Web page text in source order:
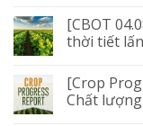
[CBOT
thời tiết
[Crop
Chất